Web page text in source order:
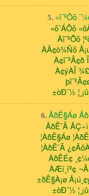
5. «î¨ºÔõ
«õ¨ÁÔõ
Àî¨ºÔõ
ÀÄ¢ò¾Ñõ
À¢ýÀÎ
±òÐ¨½
6. ÅðÊ§Áø
ÅðÊ¨Â
¦ÀðÊ§Áø
¦ÀðÊ¨Â
ÀðÊÉ¢
ÀÆí¸ïº¢
±ðÊ§À¡ø
±òÐ¨½